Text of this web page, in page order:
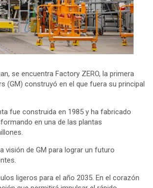
se encuentra Factory ZERO, la primera
(GM) construyó en el que fuera su principal
fue construida en 1985 y ha fabricado
en una de las plantas
visión de GM para lograr un futuro
ligeros para el año 2035. En el corazón